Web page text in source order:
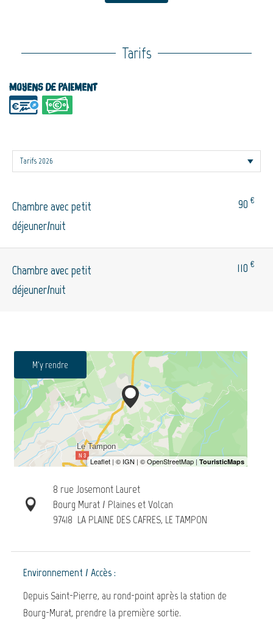
Tarifs
Moyens de paiement
Chambre avec petit
déjeuner/nuit
90 €
Chambre avec petit
déjeuner/nuit
110 €
M'y rendre
8 rue Josemont Lauret
Bourg Murat / Plaines et Volcan
97418 LA PLAINE DES CAFRES, LE TAMPON
Environnement / Accès :
Depuis Saint-Pierre, au rond-point après la station de
Bourg-Murat, prendre la première sortie.